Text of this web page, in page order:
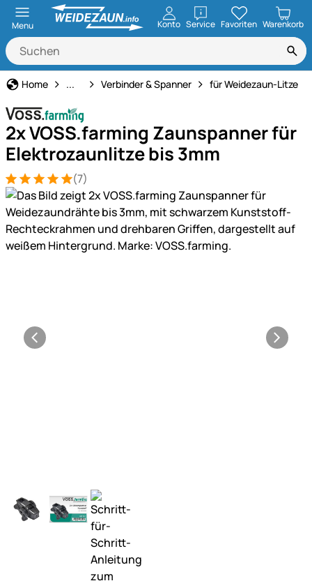
Menu Konto ServiceöffnenFavoriten Warenkorb
Home Weidezaun
... Verbinder & Spanner für Weidezaun-Litze
2x VOSS.farming Zaunspanner für
Elektrozaunlitze bis 3mm
Bewertung: 5 von 5 (7 Bewertungen)
7 Bewertungen(7)
Produktgalerie